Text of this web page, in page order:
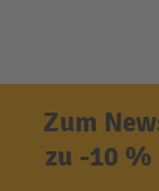
Zum
zu -10